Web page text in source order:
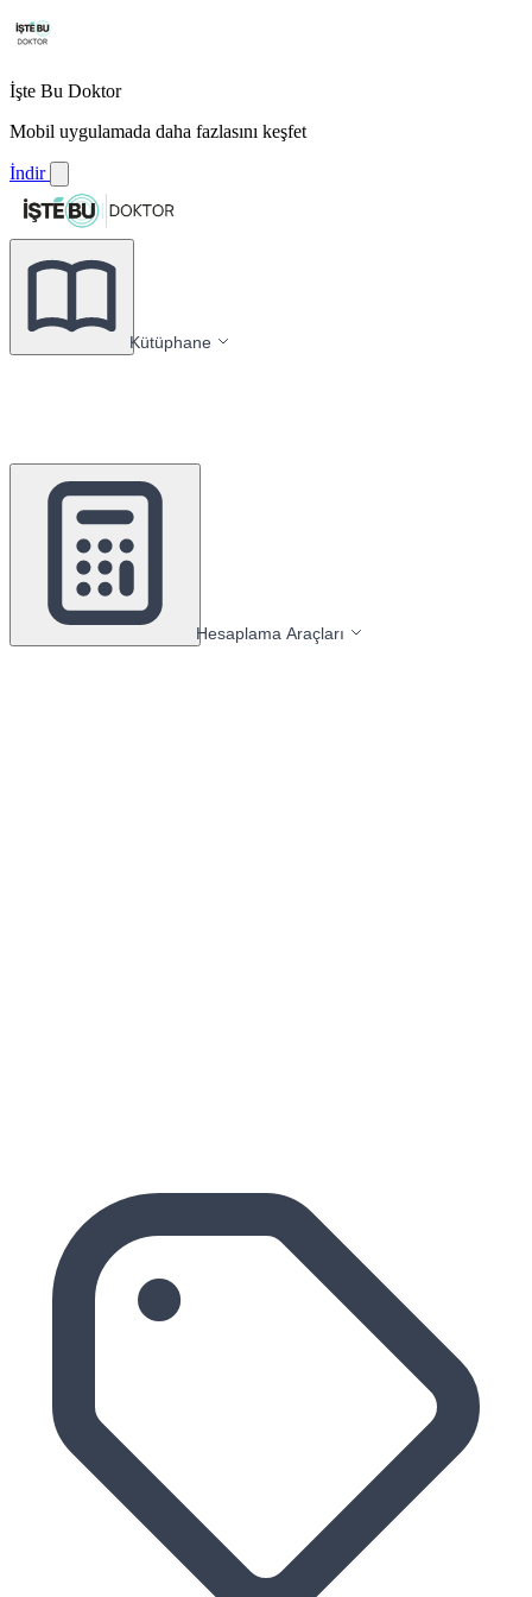
İşte Bu Doktor
Mobil uygulamada daha fazlasını keşfet
İndir
Kütüphane
Hesaplama Araçları